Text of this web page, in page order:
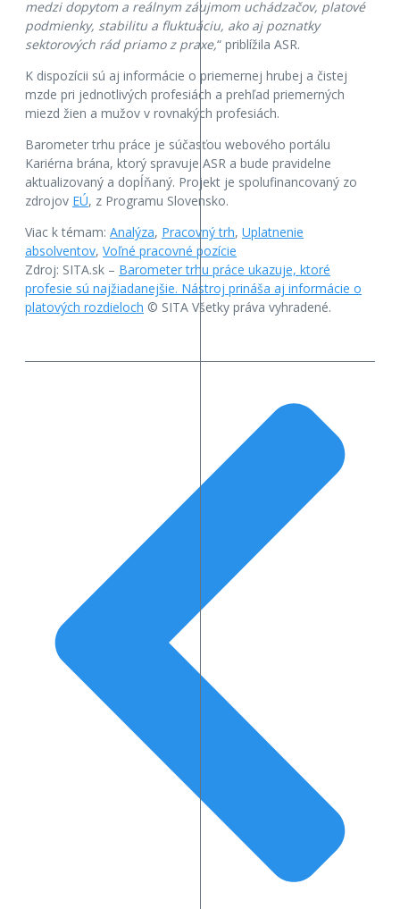
medzi dopytom a reálnym záujmom uchádzačov, platové
podmienky, stabilitu a fluktuáciu, ako aj poznatky
sektorových rád priamo z praxe,“ priblížila ASR.
K dispozícii sú aj informácie o priemernej hrubej a čistej
mzde pri jednotlivých profesiách a prehľad priemerných
miezd žien a mužov v rovnakých profesiách.
Barometer trhu práce je súčasťou webového portálu
Kariérna brána, ktorý spravuje ASR a bude pravidelne
aktualizovaný a dopĺňaný. Projekt je spolufinancovaný zo
zdrojov EÚ, z Programu Slovensko.
Viac k témam: Analýza, Pracovný trh, Uplatnenie
absolventov, Voľné pracovné pozície
Zdroj: SITA.sk – Barometer trhu práce ukazuje, ktoré
profesie sú najžiadanejšie. Nástroj prináša aj informácie o
platových rozdieloch © SITA Všetky práva vyhradené.